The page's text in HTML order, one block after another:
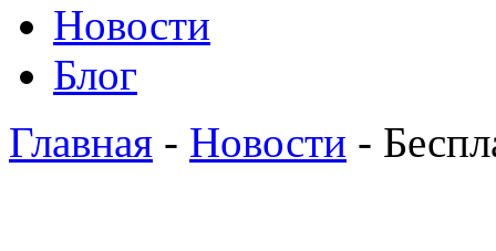
Новости
Блог
Главная - Новости -